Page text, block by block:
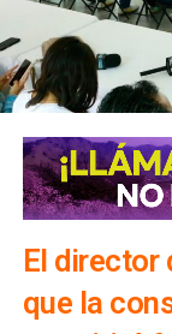
El director
que la